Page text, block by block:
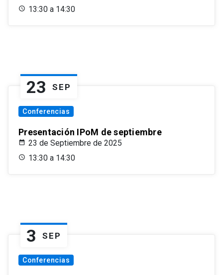
13:30 a 14:30
23 SEP
Conferencias
Presentación IPoM de septiembre
23 de Septiembre de 2025
13:30 a 14:30
3 SEP
Conferencias